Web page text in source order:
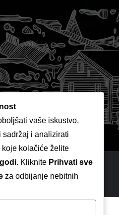
Gospić
vaše iskustvo,
sadržaj i analizirati
koje kolačiće želite
. Kliknite Prihvati sve
za odbijanje nebitnih